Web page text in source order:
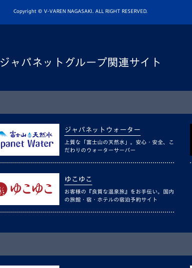
Copyright © V-VAREN NAGASAKI. ALL RIGHT RESERVED.
ジャパネットグループ関連サイト
ジャパネットウォーター
上質な「富士山の天然水」。安心・安全、こ
だわりのウォーターサーバー
ゆこゆこ
お客様の『良質な温泉旅』をお手伝い。国内
の旅館・宿・ホテルの宿泊予約サイト